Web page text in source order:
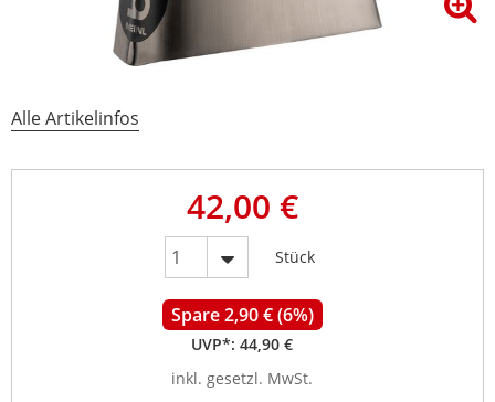
Alle Artikelinfos
42,00 €
Stück
Spare 2,90 € (6%)
UVP*: 44,90 €
inkl. gesetzl. MwSt.